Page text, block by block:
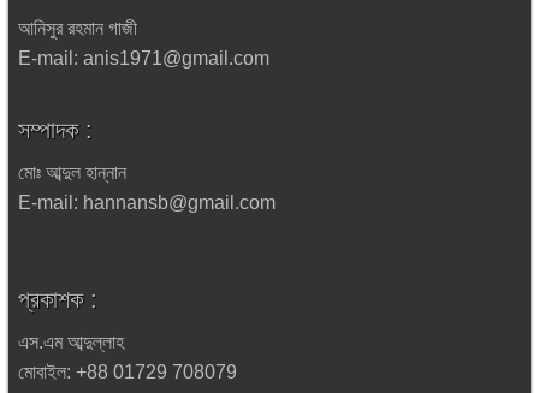
আনিসুর রহমান গাজী
E-mail: anis1971@gmail.com
সম্পাদক :
মোঃ আব্দুল হান্নান
E-mail: hannansb@gmail.com
প্রকাশক :
এস.এম আব্দুল্লাহ
মোবাইল: +88 01729 708079